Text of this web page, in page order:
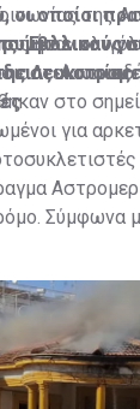
οι οποίοι
Λευκωσίας.
της
ήταν
Έκλεισαν
στο
για
Σύμφωνα
πριν